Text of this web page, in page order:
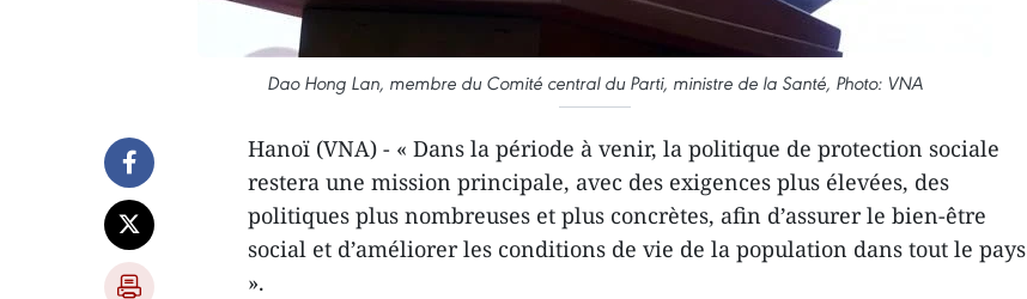
Dao Hong Lan, membre du Comité central du Parti, ministre de la Santé, Photo: VNA
Hanoï (VNA) - « Dans la période à venir, la politique de protection sociale
restera une mission principale, avec des exigences plus élevées, des
politiques plus nombreuses et plus concrètes, afin d’assurer le bien-être
social et d’améliorer les conditions de vie de la population dans tout le pays
».